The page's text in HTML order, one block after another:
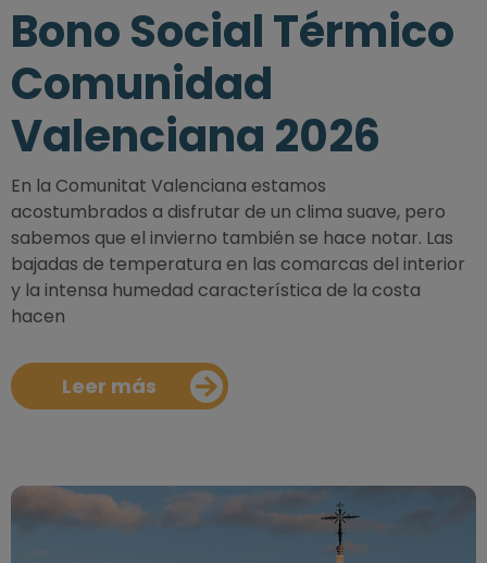
Bono Social Térmico
Comunidad
Valenciana 2026
En la Comunitat Valenciana estamos
acostumbrados a disfrutar de un clima suave, pero
sabemos que el invierno también se hace notar. Las
bajadas de temperatura en las comarcas del interior
y la intensa humedad característica de la costa
hacen
Leer más